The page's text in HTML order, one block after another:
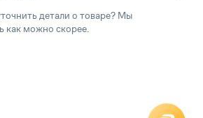
детали о товаре? Мы
как можно скорее.